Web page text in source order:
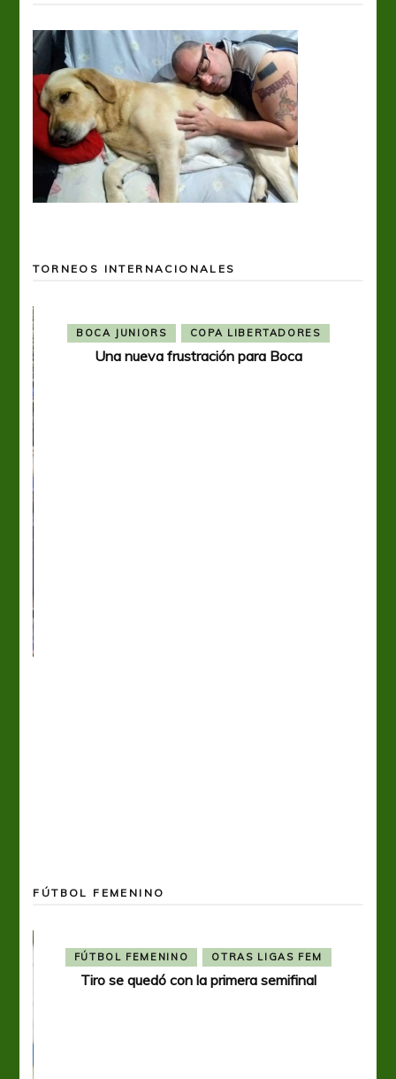
TORNEOS INTERNACIONALES
BOCA JUNIORS COPA LIBERTADORES
Una nueva frustración para Boca
FÚTBOL FEMENINO
FÚTBOL FEMENINO OTRAS LIGAS FEM
Tiro se quedó con la primera semifinal